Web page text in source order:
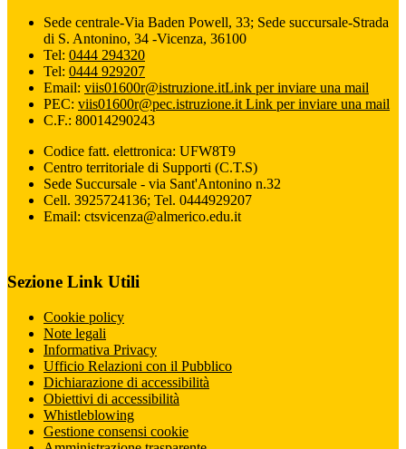
Sede centrale-Via Baden Powell, 33; Sede succursale-Strada
di S. Antonino, 34 -Vicenza, 36100
Tel: 0444 294320
Tel: 0444 929207
Email: viis01600r@istruzione.itLink per inviare una mail
PEC: viis01600r@pec.istruzione.it Link per inviare una mail
C.F.: 80014290243
Codice fatt. elettronica: UFW8T9
Centro territoriale di Supporti (C.T.S)
Sede Succursale - via Sant'Antonino n.32
Cell. 3925724136; Tel. 0444929207
Email: ctsvicenza@almerico.edu.it
Sezione Link Utili
Cookie policy
Note legali
Informativa Privacy
Ufficio Relazioni con il Pubblico
Dichiarazione di accessibilità
Obiettivi di accessibilità
Whistleblowing
Gestione consensi cookie